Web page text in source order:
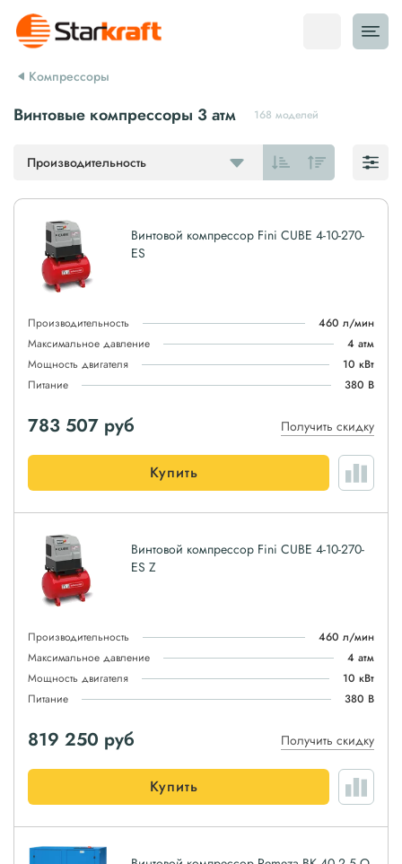
Компрессоры
Винтовые компрессоры 3 атм 168 моделей
Производительность
Винтовой компрессор Fini CUBE 4-10-270-
ES
Производительность
460 л/мин
Максимальное давление
4 атм
Мощность двигателя
10 кВт
Питание
380 В
783 507 руб Получить скидку
Купить
Винтовой компрессор Fini CUBE 4-10-270-
ES Z
Производительность
460 л/мин
Максимальное давление
4 атм
Мощность двигателя
10 кВт
Питание
380 В
819 250 руб Получить скидку
Купить